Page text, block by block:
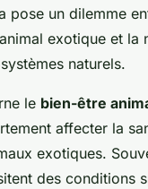
pose un dilemme
exotique et la
naturels.
le bien-être
affecter la
exotiques.
des conditions